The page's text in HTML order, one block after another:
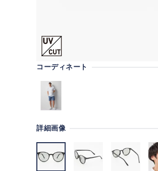
コーディネート
詳細画像